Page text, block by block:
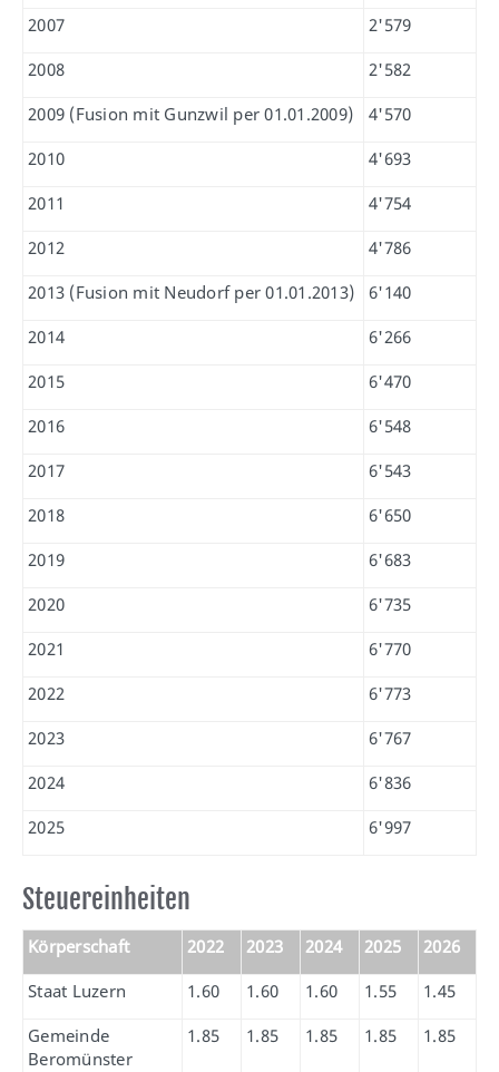
2007
2'579
2008
2'582
2009 (Fusion mit Gunzwil per 01.01.2009)
4'570
2010
4'693
2011
4'754
2012
4'786
2013 (Fusion mit Neudorf per 01.01.2013)
6'140
2014
6'266
2015
6'470
2016
6'548
2017
6'543
2018
6'650
2019
6'683
2020
6'735
2021
6'770
2022
6'773
2023
6'767
2024
6'836
2025
6'997
Steuereinheiten
Körperschaft 2022 2023 2024 2025
2026
Staat Luzern
1.60 1.60 1.60 1.55
1.45
Gemeinde
Beromünster
1.85 1.85 1.85 1.85 1.85